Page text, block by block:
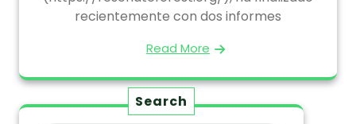
recientemente con dos informes
Read More
Search